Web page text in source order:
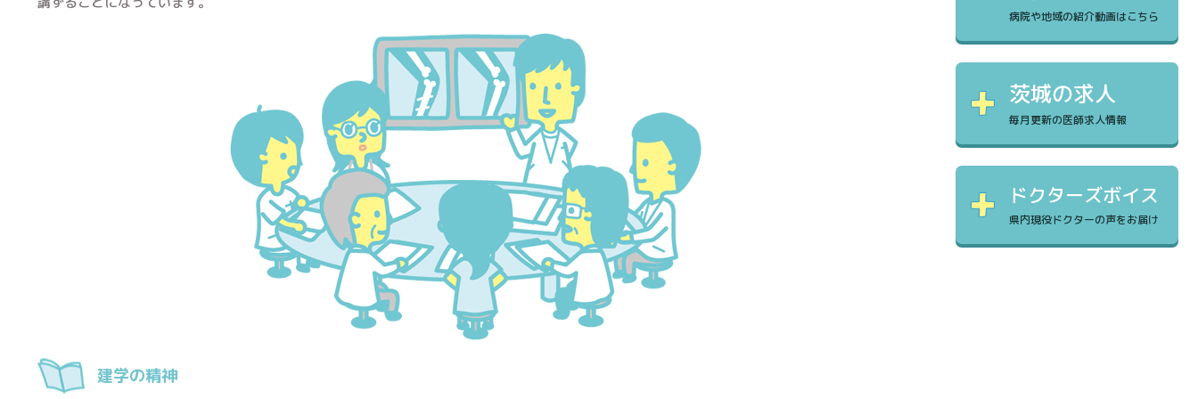
建学の精神
病院や地域の紹介動画はこちら
茨城の求人
毎月更新の医師求人情報
ドクターズボイス
県内現役ドクターの声をお届け